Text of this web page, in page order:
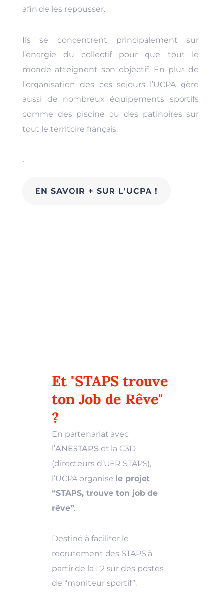
afin de les repousser.
Ils se concentrent principalement sur
l’énergie du collectif pour que tout le
monde atteignent son objectif. En plus de
l’organisation des ces séjours l’UCPA gère
aussi de nombreux équipements sportifs
comme des piscine ou des patinoires sur
tout le territoire français.
.
EN SAVOIR + SUR L'UCPA !
Et "STAPS trouve
ton Job de Rêve"
?
En partenariat avec
l’ANESTAPSet la C3D
(directeurs d’UFR STAPS),
l’UCPA organise le projet
“STAPS, trouve ton job de
rêve”.
Destiné à faciliter le
recrutement des STAPS à
partir de la L2 sur des postes
de “moniteur sportif”.